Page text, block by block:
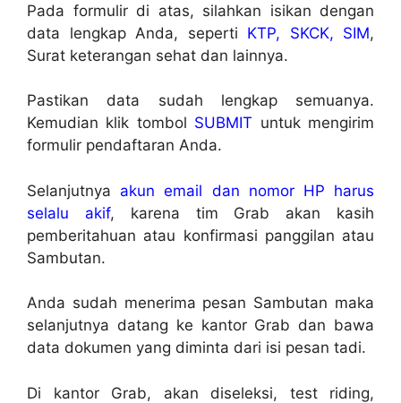
Pada formulir di atas, silahkan isikan dengan
data lengkap Anda, seperti KTP, SKCK, SIM,
Surat keterangan sehat dan lainnya.
Pastikan data sudah lengkap semuanya.
Kemudian klik tombol SUBMIT untuk mengirim
formulir pendaftaran Anda.
Selanjutnya akun email dan nomor HP harus
selalu akif, karena tim Grab akan kasih
pemberitahuan atau konfirmasi panggilan atau
Sambutan.
Anda sudah menerima pesan Sambutan maka
selanjutnya datang ke kantor Grab dan bawa
data dokumen yang diminta dari isi pesan tadi.
Di kantor Grab, akan diseleksi, test riding,